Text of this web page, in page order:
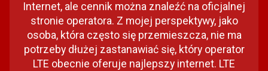
Internet, ale cennik można znaleźć na oficjalnej
stronie operatora. Z mojej perspektywy, jako
osoba, która często się przemieszcza, nie ma
potrzeby dłużej zastanawiać się, który operator
LTE obecnie oferuje najlepszy internet. LTE